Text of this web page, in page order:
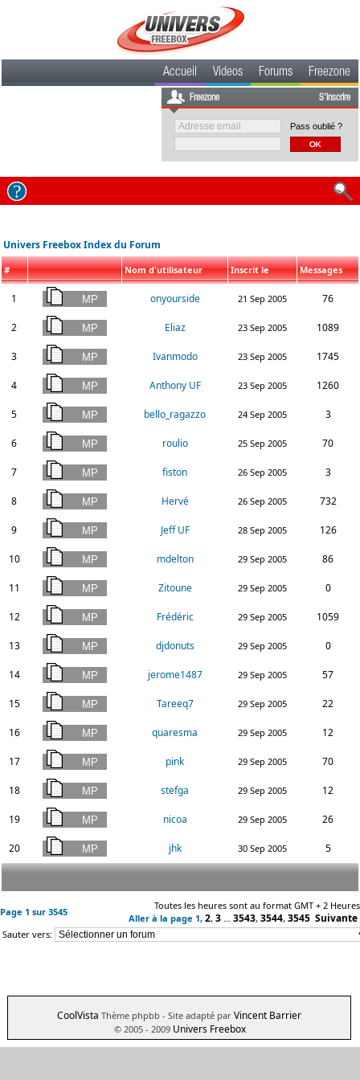
Accueil Videos Forums Freezone
Freezone S'inscrire
Pass oublié ?
Univers Freebox Index du Forum
# Nom d'utilisateur Inscrit le Messages
1 onyourside 21 Sep 2005 76
2 Eliaz 23 Sep 2005 1089
3 Ivanmodo 23 Sep 2005 1745
4 Anthony UF 23 Sep 2005 1260
5 bello_ragazzo 24 Sep 2005 3
6 roulio 25 Sep 2005 70
7 fiston 26 Sep 2005 3
8 Hervé 26 Sep 2005 732
9 Jeff UF 28 Sep 2005 126
10 mdelton 29 Sep 2005 86
11 Zitoune 29 Sep 2005 0
12 Frédéric 29 Sep 2005 1059
13 djdonuts 29 Sep 2005 0
14 jerome1487 29 Sep 2005 57
15 Tareeq7 29 Sep 2005 22
16 quaresma 29 Sep 2005 12
17 pink 29 Sep 2005 70
18 stefga 29 Sep 2005 12
19 nicoa 29 Sep 2005 26
20 jhk 30 Sep 2005 5
Page 1 sur 3545
Toutes les heures sont au format GMT + 2 Heures
Aller à la page 1, 2, 3 ... 3543, 3544, 3545 Suivante
Sauter vers:
CoolVista Thème phpbb - Site adapté par Vincent Barrier
© 2005 - 2009 Univers Freebox